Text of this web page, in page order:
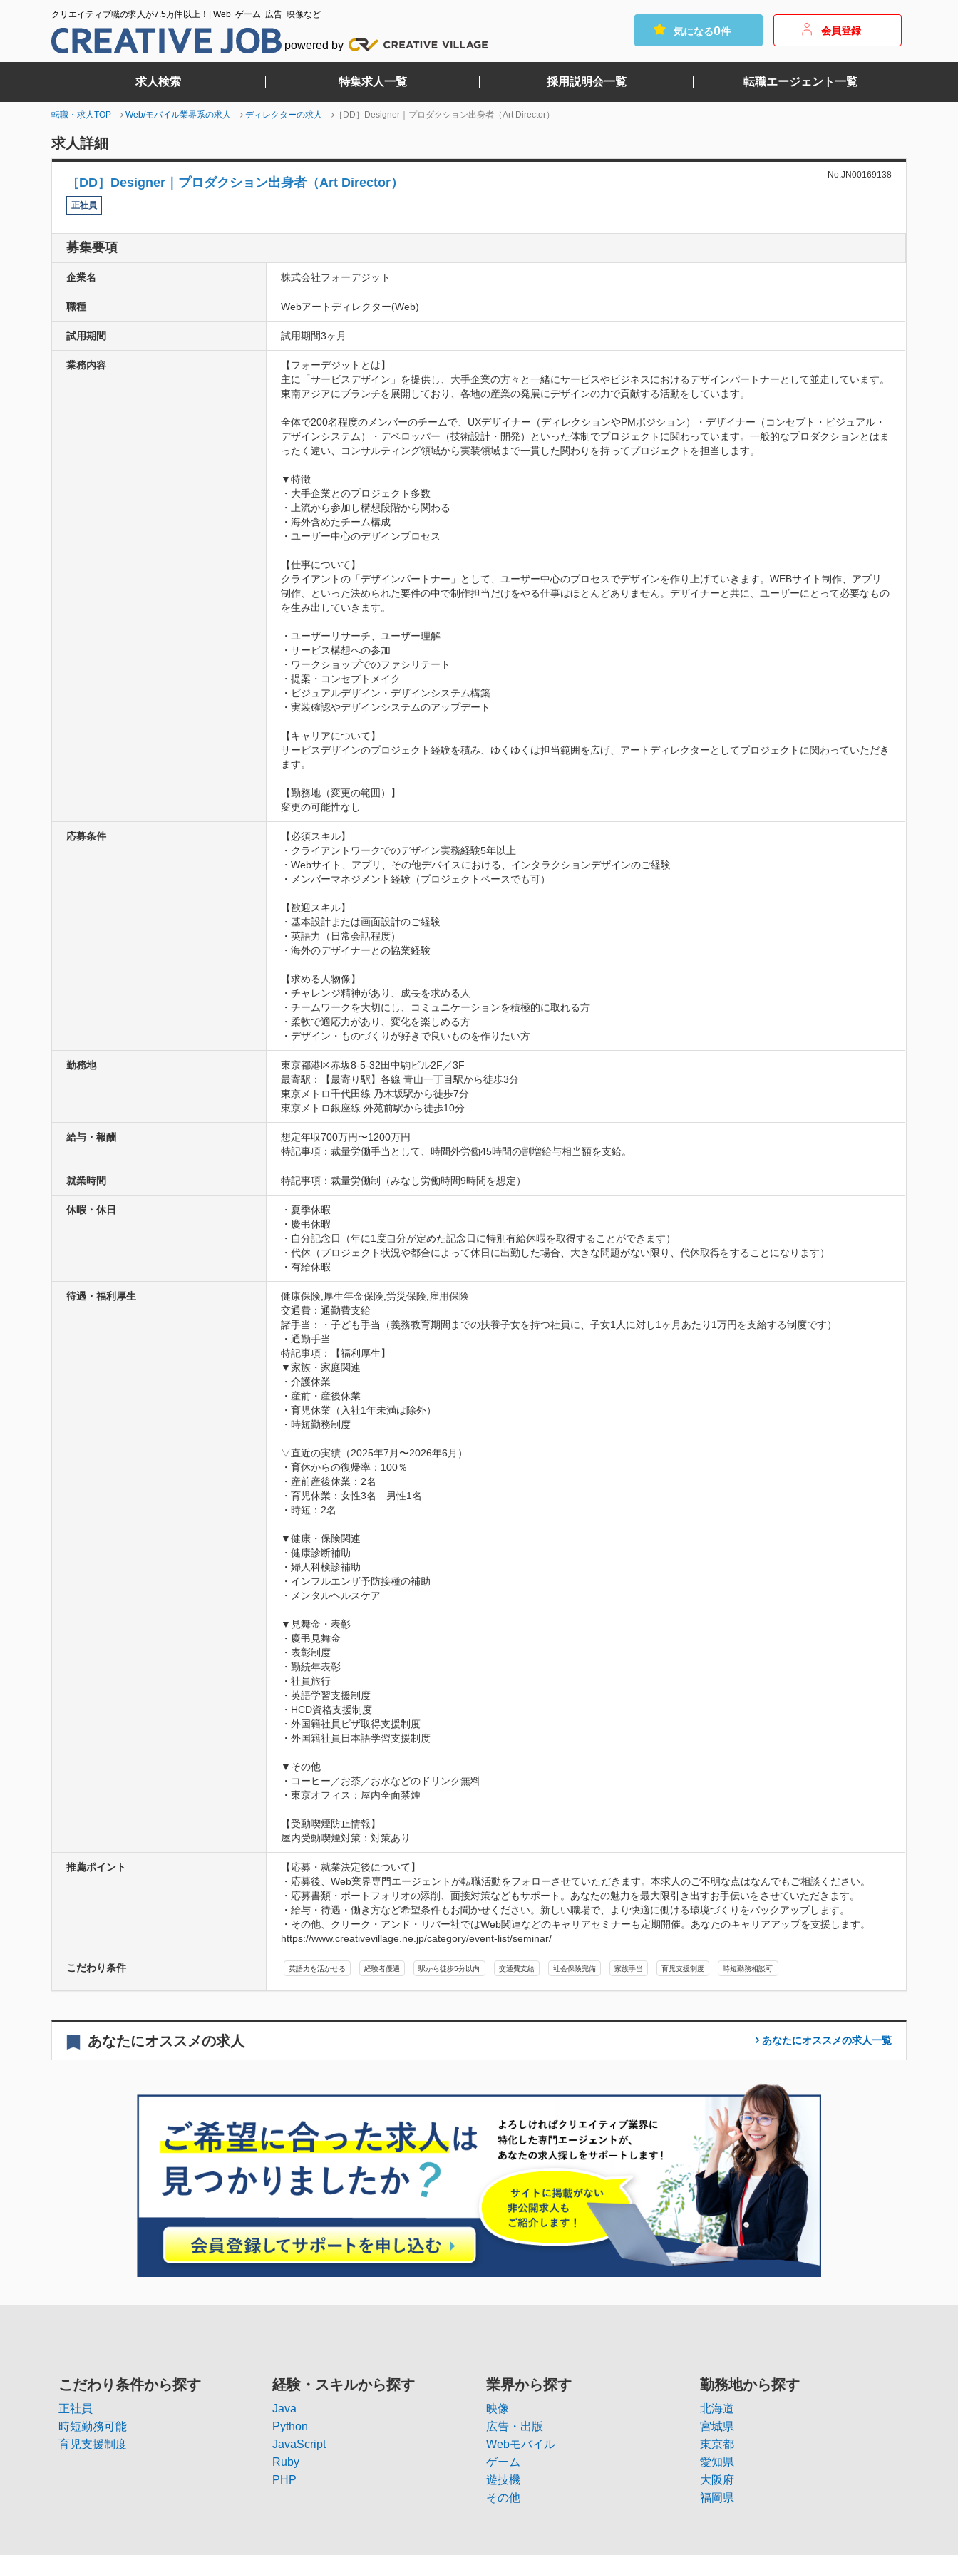
クリエイティブ職の求人が7.5万件以上！| Web･ゲーム･広告･映像など
powered by
気になる0件 会員登録
求人検索 特集求人一覧 採用説明会一覧 転職エージェント一覧
転職・求人TOP Web/モバイル業界系の求人 ディレクターの求人 ［DD］Designer｜プロダクション出身者（Art Director）
求人詳細
［DD］Designer｜プロダクション出身者（Art Director）
No.JN00169138
正社員
募集要項
企業名 株式会社フォーデジット
職種 Webアートディレクター(Web)
試用期間 試用期間3ヶ月
業務内容
【フォーデジットとは】
主に「サービスデザイン」を提供し、大手企業の方々と一緒にサービスやビジネスにおけるデザインパートナーとして並走しています。
東南アジアにブランチを展開しており、各地の産業の発展にデザインの力で貢献する活動をしています。
全体で200名程度のメンバーのチームで、UXデザイナー（ディレクションやPMポジション）・デザイナー（コンセプト・ビジュアル・
デザインシステム）・デベロッパー（技術設計・開発）といった体制でプロジェクトに関わっています。一般的なプロダクションとはま
ったく違い、コンサルティング領域から実装領域まで一貫した関わりを持ってプロジェクトを担当します。
▼特徴
・大手企業とのプロジェクト多数
・上流から参加し構想段階から関わる
・海外含めたチーム構成
・ユーザー中心のデザインプロセス
【仕事について】
クライアントの「デザインパートナー」として、ユーザー中心のプロセスでデザインを作り上げていきます。WEBサイト制作、アプリ
制作、といった決められた要件の中で制作担当だけをやる仕事はほとんどありません。デザイナーと共に、ユーザーにとって必要なもの
を生み出していきます。
・ユーザーリサーチ、ユーザー理解
・サービス構想への参加
・ワークショップでのファシリテート
・提案・コンセプトメイク
・ビジュアルデザイン・デザインシステム構築
・実装確認やデザインシステムのアップデート
【キャリアについて】
サービスデザインのプロジェクト経験を積み、ゆくゆくは担当範囲を広げ、アートディレクターとしてプロジェクトに関わっていただき
ます。
【勤務地（変更の範囲）】
変更の可能性なし
応募条件
【必須スキル】
・クライアントワークでのデザイン実務経験5年以上
・Webサイト、アプリ、その他デバイスにおける、インタラクションデザインのご経験
・メンバーマネジメント経験（プロジェクトベースでも可）
【歓迎スキル】
・基本設計または画面設計のご経験
・英語力（日常会話程度）
・海外のデザイナーとの協業経験
【求める人物像】
・チャレンジ精神があり、成長を求める人
・チームワークを大切にし、コミュニケーションを積極的に取れる方
・柔軟で適応力があり、変化を楽しめる方
・デザイン・ものづくりが好きで良いものを作りたい方
勤務地
東京都港区赤坂8-5-32田中駒ビル2F／3F
最寄駅：【最寄り駅】各線 青山一丁目駅から徒歩3分
東京メトロ千代田線 乃木坂駅から徒歩7分
東京メトロ銀座線 外苑前駅から徒歩10分
給与・報酬
想定年収700万円〜1200万円
特記事項：裁量労働手当として、時間外労働45時間の割増給与相当額を支給。
就業時間 特記事項：裁量労働制（みなし労働時間9時間を想定）
休暇・休日
・夏季休暇
・慶弔休暇
・自分記念日（年に1度自分が定めた記念日に特別有給休暇を取得することができます）
・代休（プロジェクト状況や都合によって休日に出勤した場合、大きな問題がない限り、代休取得をすることになります）
・有給休暇
待遇・福利厚生
健康保険,厚生年金保険,労災保険,雇用保険
交通費：通勤費支給
諸手当：・子ども手当（義務教育期間までの扶養子女を持つ社員に、子女1人に対し1ヶ月あたり1万円を支給する制度です）
・通勤手当
特記事項：【福利厚生】
▼家族・家庭関連
・介護休業
・産前・産後休業
・育児休業（入社1年未満は除外）
・時短勤務制度
▽直近の実績（2025年7月〜2026年6月）
・育休からの復帰率：100％
・産前産後休業：2名
・育児休業：女性3名　男性1名
・時短：2名
▼健康・保険関連
・健康診断補助
・婦人科検診補助
・インフルエンザ予防接種の補助
・メンタルヘルスケア
▼見舞金・表彰
・慶弔見舞金
・表彰制度
・勤続年表彰
・社員旅行
・英語学習支援制度
・HCD資格支援制度
・外国籍社員ビザ取得支援制度
・外国籍社員日本語学習支援制度
▼その他
・コーヒー／お茶／お水などのドリンク無料
・東京オフィス：屋内全面禁煙
【受動喫煙防止情報】
屋内受動喫煙対策：対策あり
推薦ポイント
【応募・就業決定後について】
・応募後、Web業界専門エージェントが転職活動をフォローさせていただきます。本求人のご不明な点はなんでもご相談ください。
・応募書類・ポートフォリオの添削、面接対策などもサポート。あなたの魅力を最大限引き出すお手伝いをさせていただきます。
・給与・待遇・働き方など希望条件もお聞かせください。新しい職場で、より快適に働ける環境づくりをバックアップします。
・その他、クリーク・アンド・リバー社ではWeb関連などのキャリアセミナーも定期開催。あなたのキャリアアップを支援します。
https://www.creativevillage.ne.jp/category/event-list/seminar/
こだわり条件 英語力を活かせる 経験者優遇 駅から徒歩5分以内 交通費支給 社会保険完備 家族手当 育児支援制度 時短勤務相談可
あなたにオススメの求人 あなたにオススメの求人一覧
こだわり条件から探す
正社員
時短勤務可能
育児支援制度
経験・スキルから探す
Java
Python
JavaScript
Ruby
PHP
業界から探す
映像
広告・出版
Webモバイル
ゲーム
遊技機
その他
勤務地から探す
北海道
宮城県
東京都
愛知県
大阪府
福岡県